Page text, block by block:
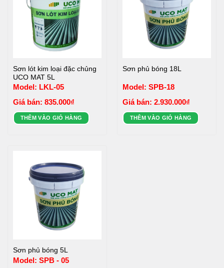
Sơn lót kim loại đặc chủng
UCO MAT 5L
Model: LKL-05
Giá bán: 835.000₫
THÊM VÀO GIỎ HÀNG
Sơn phủ bóng 18L
Model: SPB-18
Giá bán: 2.930.000₫
THÊM VÀO GIỎ HÀNG
Sơn phủ bóng 5L
Model: SPB - 05